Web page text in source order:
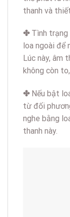
thanh và
✤Tình trạng
loa ngoài để
Lúc này, âm
không còn
✤Nếu bật
từ đối
nghe bằng
thanh này.